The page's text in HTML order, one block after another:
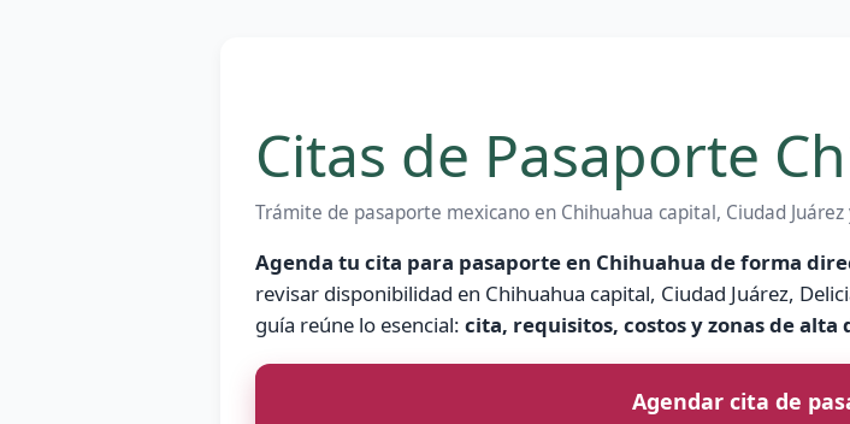
Citas de Pasaporte
Trámite de pasaporte mexicano en Chihuahua capital, Ciudad
Agenda tu cita para pasaporte en Chihuahua de forma
revisar disponibilidad en Chihuahua capital, Ciudad Juárez,
guía reúne lo esencial: cita, requisitos, costos y zonas de alta
Agendar cita de